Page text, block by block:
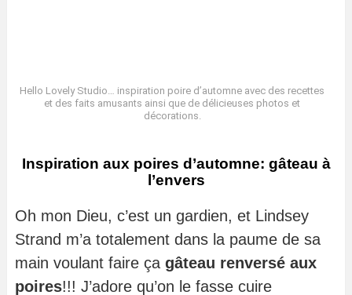
Hello Lovely Studio… inspiration poire d’automne avec des recettes
et des faits amusants ainsi que de délicieuses photos et
décorations.
Inspiration aux poires d’automne: gâteau à
l’envers
Oh mon Dieu, c’est un gardien, et Lindsey
Strand m’a totalement dans la paume de sa
main voulant faire ça gâteau renversé aux
poires!!! J’adore qu’on le fasse cuire